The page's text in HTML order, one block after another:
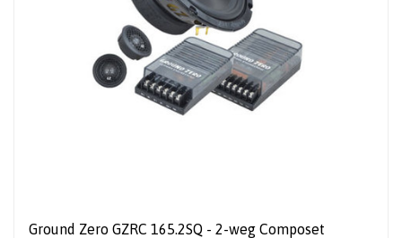
Ground Zero GZRC 165.2SQ - 2-weg Composet